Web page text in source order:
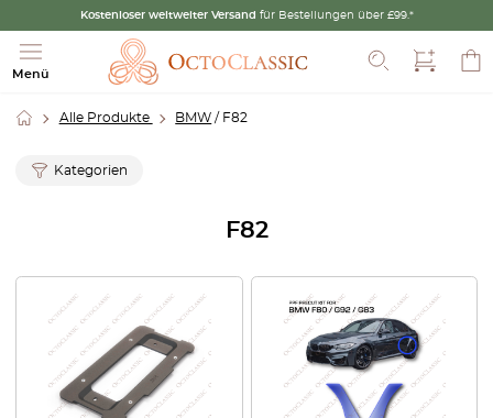
Kostenloser weltweiter Versand für Bestellungen über £99.*
Menü
Suche
Alle Produkte BMW / F82
Kategorien
F82